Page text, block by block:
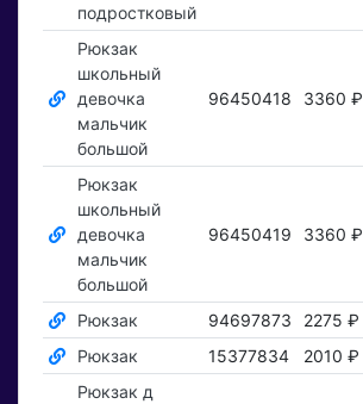
подростковый
Рюкзак
школьный
девочка
мальчик
большой
96450418 3360 ₽
Рюкзак
школьный
девочка
мальчик
большой
96450419 3360 ₽
Рюкзак 94697873 2275 ₽
Рюкзак
15377834 2010 ₽
Рюкзак д